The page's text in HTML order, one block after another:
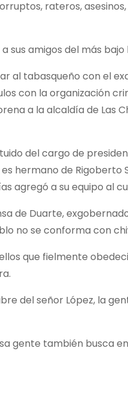
rateros,
sus amigos del más
tabasqueño con el
con la organización
a la alcaldía de Las
del cargo de
hermano de
agregó a su equipo al
de Duarte,
no se conforma con
que fielmente
del señor López, la
gente también busca